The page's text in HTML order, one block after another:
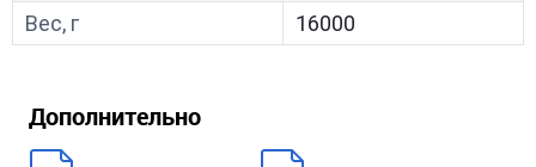
Вес, г
16000
Дополнительно